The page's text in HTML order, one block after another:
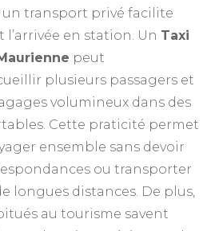
un transport privé facilite
en station. Un Taxi
peut
plusieurs passagers et
volumineux dans des
Cette praticité permet
ensemble sans devoir
ou transporter
longues distances. De plus,
au tourisme savent